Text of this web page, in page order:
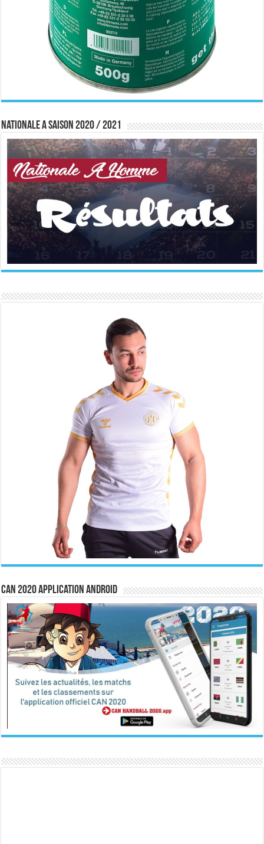
Nationale A saison 2020 / 2021
CAN 2020 Application Android